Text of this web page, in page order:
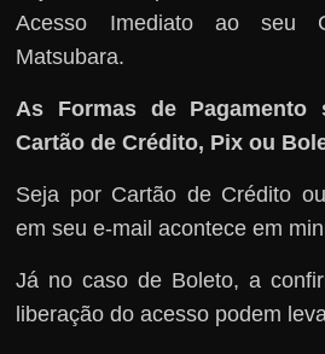
Acesso Imediato ao seu
Matsubara.
As Formas de Pagamento
Cartão de Crédito, Pix ou
Seja por Cartão de Crédito
em seu e-mail acontece em
Já no caso de Boleto, a
liberação do acesso podem